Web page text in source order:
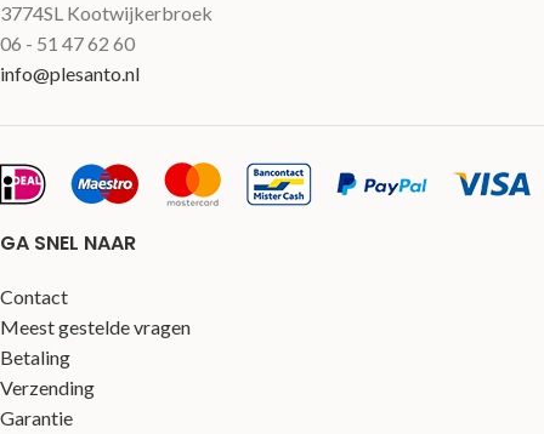
3774SL Kootwijkerbroek
06 - 51 47 62 60
info@plesanto.nl
GA SNEL NAAR
Contact
Meest gestelde vragen
Betaling
Verzending
Garantie